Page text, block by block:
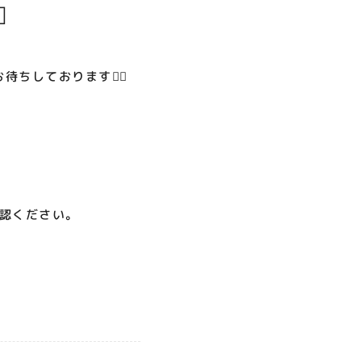
術廻戦PLAZA
頭キッチンカースペース 出店
レンダー
祭りBBQビアガーデン 屋上
好評営業中！
ドバシカメラ 平日限定1時
駐車サービス
レミアム駐車サービス [4～
専門店対象]
ちしております🙇‍♂️
ください。